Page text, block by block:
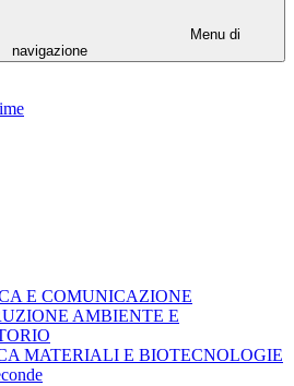
Menu di
navigazione
E COMUNICAZIONE
AMBIENTE E
MATERIALI E BIOTECNOLOGIE